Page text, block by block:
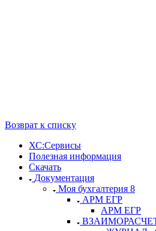
Возврат к списку
ХС:Сервисы
Полезная информация
Скачать
Документация
Моя бухгалтерия 8
АРМ ЕГР
АРМ ЕГР